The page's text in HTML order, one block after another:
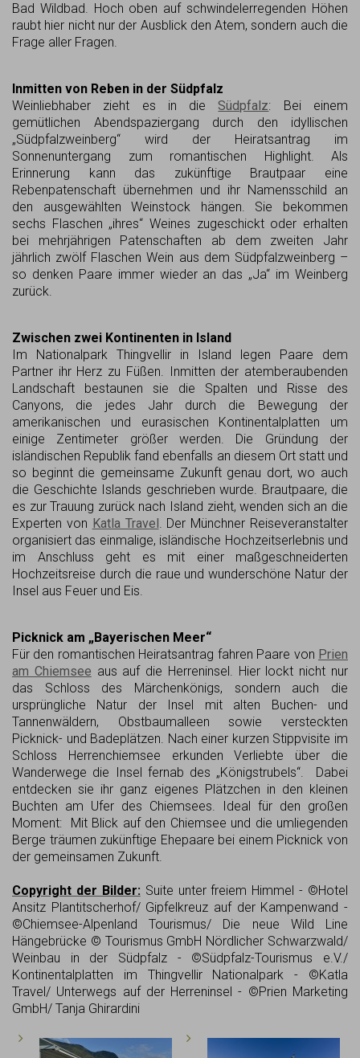
Bad Wildbad. Hoch oben auf schwindelerregenden Höhen
raubt hier nicht nur der Ausblick den Atem, sondern auch die
Frage aller Fragen.
Inmitten von Reben in der Südpfalz
Weinliebhaber zieht es in dieSüdpfalz: Bei einem
gemütlichen Abendspaziergang durch den idyllischen
„Südpfalzweinberg“ wird der Heiratsantrag im
Sonnenuntergang zum romantischen Highlight. Als
Erinnerung kann das zukünftige Brautpaar eine
Rebenpatenschaft übernehmen und ihr Namensschild an
den ausgewählten Weinstock hängen. Sie bekommen
sechs Flaschen „ihres“ Weines zugeschickt oder erhalten
bei mehrjährigen Patenschaften ab dem zweiten Jahr
jährlich zwölf Flaschen Wein aus dem Südpfalzweinberg –
so denken Paare immer wieder an das „Ja“ im Weinberg
zurück.
Zwischen zwei Kontinenten in Island
Im Nationalpark Thingvellir in Island legen Paare dem
Partner ihr Herz zu Füßen. Inmitten der atemberaubenden
Landschaft bestaunen sie die Spalten und Risse des
Canyons, die jedes Jahr durch die Bewegung der
amerikanischen und eurasischen Kontinentalplatten um
einige Zentimeter größer werden. Die Gründung der
isländischen Republik fand ebenfalls an diesem Ort statt und
so beginnt die gemeinsame Zukunft genau dort, wo auch
die Geschichte Islands geschrieben wurde. Brautpaare, die
es zur Trauung zurück nach Island zieht, wenden sich an die
Experten von Katla Travel. Der Münchner Reiseveranstalter
organisiert das einmalige, isländische Hochzeitserlebnis und
im Anschluss geht es mit einer maßgeschneiderten
Hochzeitsreise durch die raue und wunderschöne Natur der
Insel aus Feuer und Eis.
Picknick am „Bayerischen Meer“
Für den romantischen Heiratsantrag fahren Paare von Prien
am Chiemsee aus auf die Herreninsel. Hier lockt nicht nur
das Schloss des Märchenkönigs, sondern auch die
ursprüngliche Natur der Insel mit alten Buchen- und
Tannenwäldern, Obstbaumalleen sowie versteckten
Picknick- und Badeplätzen. Nach einer kurzen Stippvisite im
Schloss Herrenchiemsee erkunden Verliebte über die
Wanderwege die Insel fernab des „Königstrubels“. Dabei
entdecken sie ihr ganz eigenes Plätzchen in den kleinen
Buchten am Ufer des Chiemsees. Ideal für den großen
Moment: Mit Blick auf den Chiemsee und die umliegenden
Berge träumen zukünftige Ehepaare bei einem Picknick von
der gemeinsamen Zukunft.
Copyright der Bilder: Suite unter freiem Himmel - ©Hotel
Ansitz Plantitscherhof/ Gipfelkreuz auf der Kampenwand -
©Chiemsee-Alpenland Tourismus/ Die neue Wild Line
Hängebrücke © Tourismus GmbH Nördlicher Schwarzwald/
Weinbau in der Südpfalz - ©Südpfalz-Tourismus e.V./
Kontinentalplatten im Thingvellir Nationalpark - ©Katla
Travel/ Unterwegs auf der Herreninsel - ©Prien Marketing
GmbH/ Tanja Ghirardini